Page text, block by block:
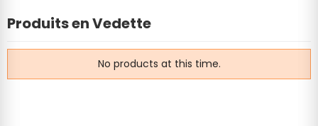
Produits en Vedette
No products at this time.